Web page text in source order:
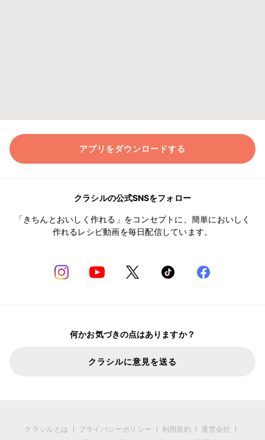
アプリをダウンロードする
クラシルの公式SNSをフォロー
「きちんとおいしく作れる」をコンセプトに、簡単においしく
作れるレシピ動画を毎日配信しています。
何かお気づきの点はありますか？
クラシルに意見を送る
クラシルとは プライバシーポリシー 利用規約
運営会社